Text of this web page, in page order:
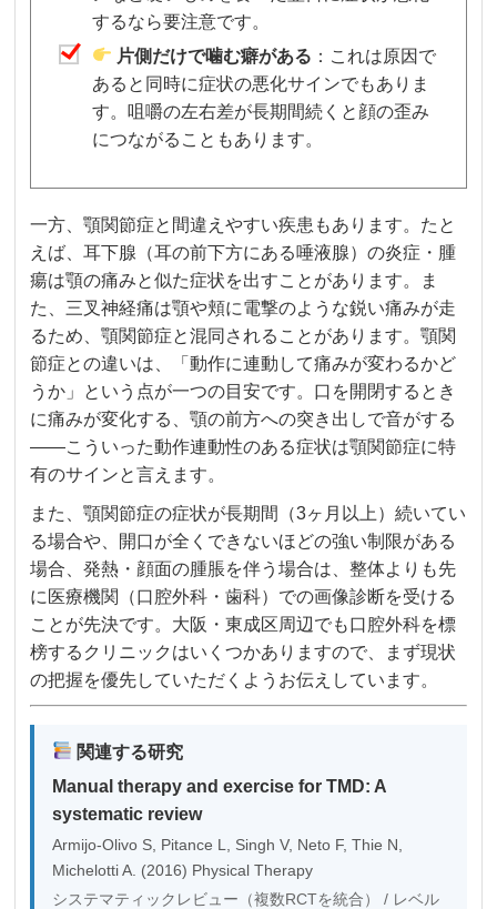
するなら要注意です。
片側だけで噛む癖がある ：これは原因で
あると同時に症状の悪化サインでもありま
す。咀嚼の左右差が長期間続くと顔の歪み
につながることもあります。
一方、顎関節症と間違えやすい疾患もあります。たと
えば、耳下腺（耳の前下方にある唾液腺）の炎症・腫
瘍は顎の痛みと似た症状を出すことがあります。ま
た、三叉神経痛は顎や頬に電撃のような鋭い痛みが走
るため、顎関節症と混同されることがあります。顎関
節症との違いは、「動作に連動して痛みが変わるかど
うか」という点が一つの目安です。口を開閉するとき
に痛みが変化する、顎の前方への突き出しで音がする
——こういった動作連動性のある症状は顎関節症に特
有のサインと言えます。
また、顎関節症の症状が長期間（3ヶ月以上）続いてい
る場合や、開口が全くできないほどの強い制限がある
場合、発熱・顔面の腫脹を伴う場合は、整体よりも先
に医療機関（口腔外科・歯科）での画像診断を受ける
ことが先決です。大阪・東成区周辺でも口腔外科を標
榜するクリニックはいくつかありますので、まず現状
の把握を優先していただくようお伝えしています。
関連する研究
Manual therapy and exercise for TMD: A
systematic review
Armijo-Olivo S, Pitance L, Singh V, Neto F, Thie N,
Michelotti A. (2016) Physical Therapy
システマティックレビュー（複数RCTを統合） / レベル